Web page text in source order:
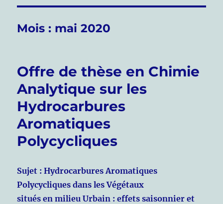
Mois : mai 2020
Offre de thèse en Chimie
Analytique sur les
Hydrocarbures
Aromatiques
Polycycliques
Sujet : Hydrocarbures Aromatiques
Polycycliques dans les Végétaux
situés en milieu Urbain : effets saisonnier et